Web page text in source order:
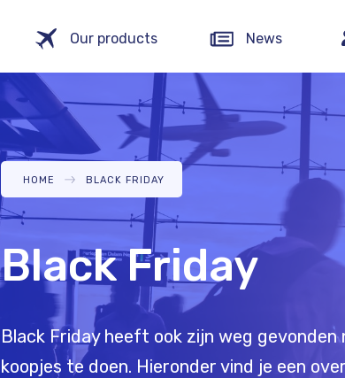
Main
navigation
Our products News
BREADCRUMB
HOME BLACK FRIDAY
Black Friday
Black Friday heeft ook zijn weg
koopjes te doen. Hieronder vind je een